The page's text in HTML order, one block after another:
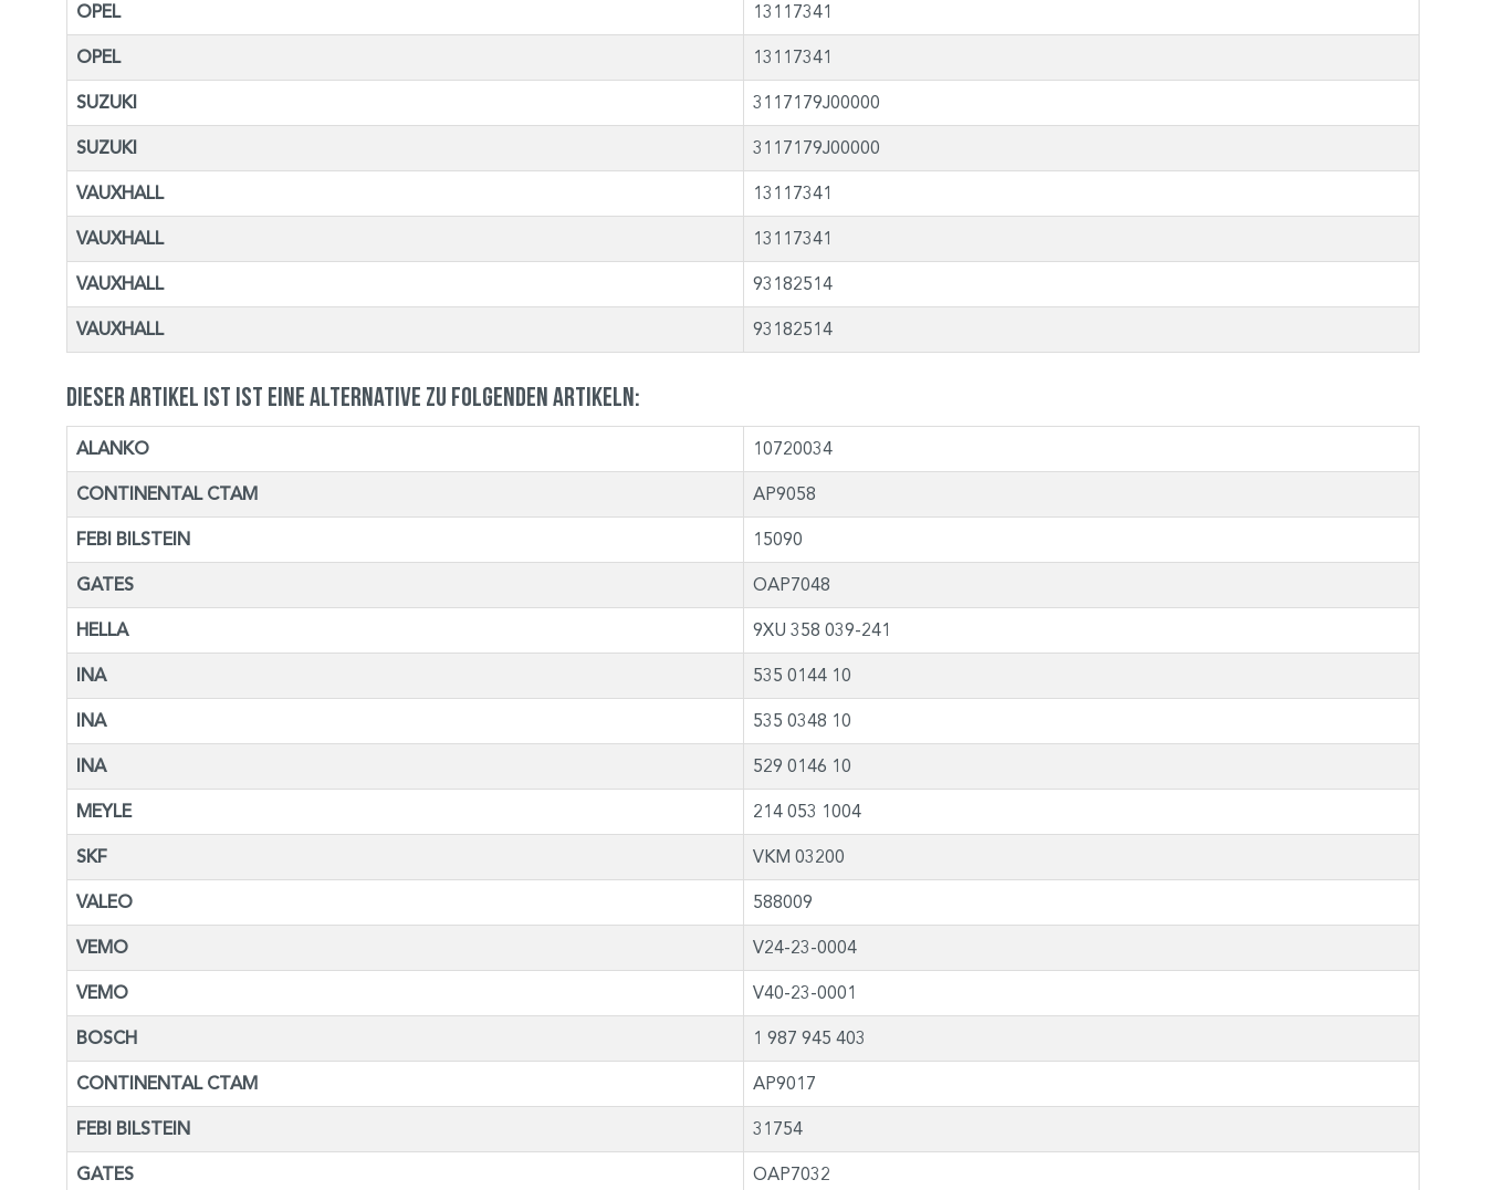
OPEL 13117341
OPEL 13117341
SUZUKI 3117179J00000
SUZUKI 3117179J00000
VAUXHALL 13117341
VAUXHALL 13117341
VAUXHALL 93182514
VAUXHALL 93182514
Dieser Artikel ist ist eine Alternative zu folgenden Artikeln:
ALANKO 10720034
CONTINENTAL CTAM AP9058
FEBI BILSTEIN 15090
GATES OAP7048
HELLA 9XU 358 039-241
INA 535 0144 10
INA 535 0348 10
INA 529 0146 10
MEYLE 214 053 1004
SKF VKM 03200
VALEO 588009
VEMO V24-23-0004
VEMO V40-23-0001
BOSCH 1 987 945 403
CONTINENTAL CTAM AP9017
FEBI BILSTEIN 31754
GATES OAP7032